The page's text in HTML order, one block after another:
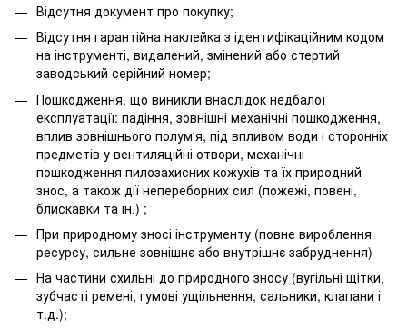
Відсутня документ про покупку;
Відсутня гарантійна наклейка з ідентифікаційним кодом
на інструменті, видалений, змінений або стертий
заводський серійний номер;
Пошкодження, що виникли внаслідок недбалої
експлуатації: падіння, зовнішні механічні пошкодження,
вплив зовнішнього полум'я, під впливом води і сторонніх
предметів у вентиляційні отвори, механічні
пошкодження пилозахисних кожухів та їх природний
знос, а також дії непереборних сил (пожежі, повені,
блискавки та ін.) ;
При природному зносі інструменту (повне вироблення
ресурсу, сильне зовнішнє або внутрішнє забруднення)
На частини схильні до природного зносу (вугільні щітки,
зубчасті ремені, гумові ущільнення, сальники, клапани і
т.д.);